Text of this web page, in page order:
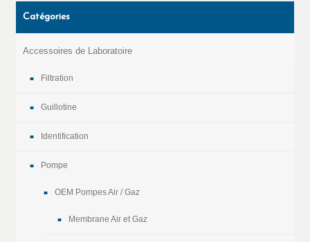
Catégories
Accessoires de Laboratoire
Filtration
Guillotine
Identification
Pompe
OEM Pompes Air / Gaz
Membrane Air et Gaz